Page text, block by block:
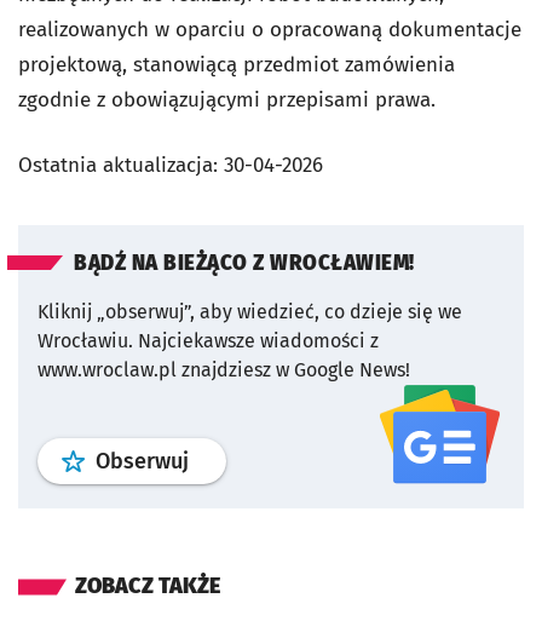
realizowanych w oparciu o opracowaną dokumentacje
projektową, stanowiącą przedmiot zamówienia
zgodnie z obowiązującymi przepisami prawa.
Ostatnia aktualizacja: 30-04-2026
BĄDŹ NA BIEŻĄCO Z WROCŁAWIEM!
Kliknij „obserwuj”, aby wiedzieć, co dzieje się we
Wrocławiu. Najciekawsze wiadomości z
www.wroclaw.pl znajdziesz w Google News!
Obserwuj profil serwisu
ZOBACZ TAKŻE